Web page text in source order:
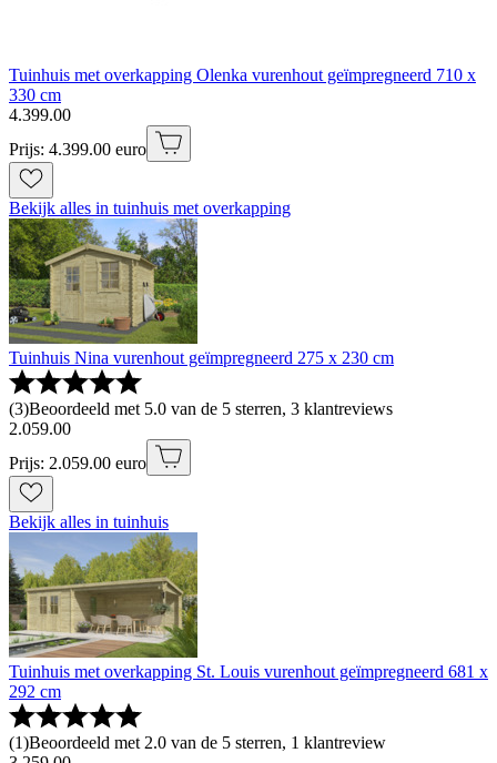
Tuinhuis met overkapping Olenka vurenhout geïmpregneerd 710 x
330 cm
4.399.00
Prijs: 4.399.00 euro
Bekijk alles in tuinhuis met overkapping
Tuinhuis Nina vurenhout geïmpregneerd 275 x 230 cm
(3)Beoordeeld met 5.0 van de 5 sterren, 3 klantreviews
2.059.00
Prijs: 2.059.00 euro
Bekijk alles in tuinhuis
Tuinhuis met overkapping St. Louis vurenhout geïmpregneerd 681 x
292 cm
(1)Beoordeeld met 2.0 van de 5 sterren, 1 klantreview